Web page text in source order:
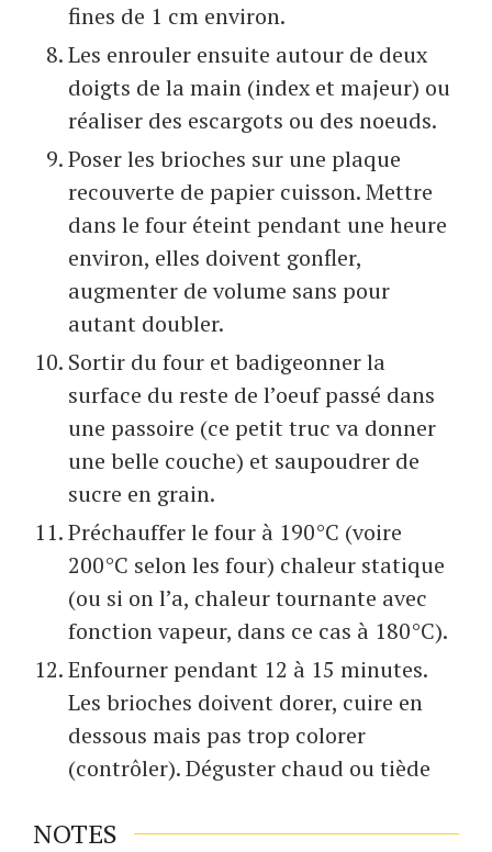
fines de 1 cm environ.
Les enrouler ensuite autour de deux
doigts de la main (index et majeur) ou
réaliser des escargots ou des noeuds.
Poser les brioches sur une plaque
recouverte de papier cuisson. Mettre
dans le four éteint pendant une heure
environ, elles doivent gonfler,
augmenter de volume sans pour
autant doubler.
Sortir du four et badigeonner la
surface du reste de l’oeuf passé dans
une passoire (ce petit truc va donner
une belle couche) et saupoudrer de
sucre en grain.
Préchauffer le four à 190°C (voire
200°C selon les four) chaleur statique
(ou si on l’a, chaleur tournante avec
fonction vapeur, dans ce cas à 180°C).
Enfourner pendant 12 à 15 minutes.
Les brioches doivent dorer, cuire en
dessous mais pas trop colorer
(contrôler). Déguster chaud ou tiède
NOTES